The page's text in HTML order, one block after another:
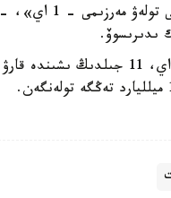
جۇرگىزىلەدى. سىياقى تولەۋ
ىدىرىسوۆ.
بۇرىن حابارلاعانىمىزداي، 11 جىلدىڭ